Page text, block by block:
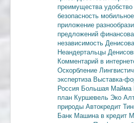
преимущества удобство
безопасность мобильное
приложение
предложений
независимость
Неандертальцы
Комментарий в
Оскорбление
экспертиза Выставка-
Россия Большая Майма
план Куршевель Эко
природы Автокредит
Банк Машина в кредит